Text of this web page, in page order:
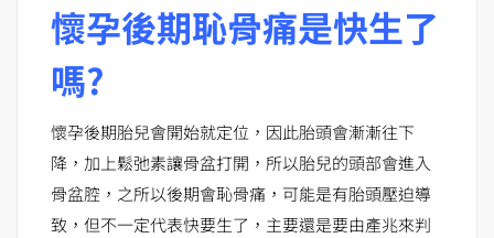
懷孕後期恥骨痛是快生了
嗎?
懷孕後期胎兒會開始就定位，因此胎頭會漸漸往下
降，加上鬆弛素讓骨盆打開，所以胎兒的頭部會進入
骨盆腔，之所以後期會恥骨痛，可能是有胎頭壓迫導
致，但不一定代表快要生了，主要還是要由產兆來判